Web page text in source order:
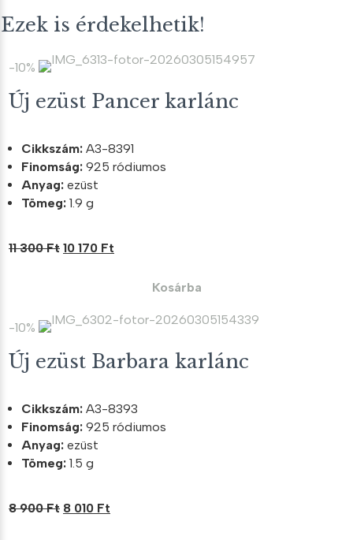
Ezek is érdekelhetik!
-10%
Új ezüst Pancer karlánc
Cikkszám: A3-8391
Finomság: 925 ródiumos
Anyag: ezüst
Tömeg: 1.9 g
11 300Ft Original
300 Ft.
10 170 Ft
170 Ft.
Kosárba
-10%
Új ezüst Barbara karlánc
Cikkszám: A3-8393
Finomság: 925 ródiumos
Anyag: ezüst
Tömeg: 1.5 g
8 900Ft Original
8 010 Ft